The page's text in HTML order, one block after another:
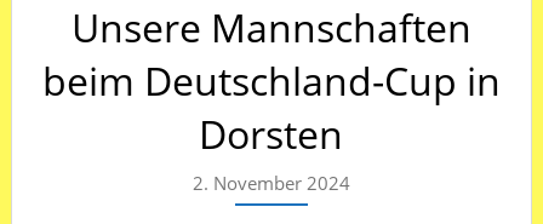
Unsere Mannschaften
beim Deutschland-Cup in
Dorsten
2. November 2024